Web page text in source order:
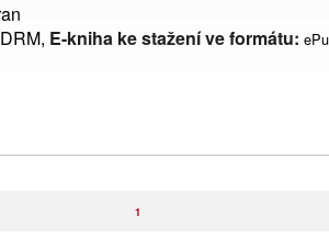
E-kniha ke stažení ve formátu:
1